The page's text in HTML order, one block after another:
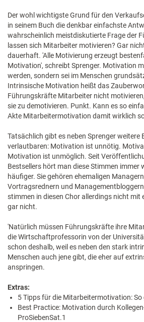
Der wohl wichtigste Grund für den
in seinem Buch die denkbar einfachste
wahrscheinlich meistdiskutierte Frage der
lassen sich Mitarbeiter motivieren? Gar
dauerhaft. 'Alle Motivierung erzeugt
Motivation', schreibt Sprenger. Motivation
werden, sondern sei im Menschen
Intrinsische Motivation heißt das
Führungskräfte Mitarbeiter nicht
sie zu demotivieren. Punkt. Kann es so
Akte Mitarbeitermotivation damit wirklich
Tatsächlich gibt es neben Sprenger weitere
verlautbaren: Motivation ist unnötig.
Motivation ist unmöglich. Seit
Bestsellers hört man diese Stimmen immer
häufiger. Sie gehören ehemaligen
Vortragsrednern und
stimmen in diesen Chor allerdings nicht mit
gar nicht.
'Natürlich müssen Führungskräfte ihre
die Wirtschaftprofessorin von der
schon deshalb, weil es neben den stark
Menschen auch jene gibt, die eher auf
anspringen.
Extras:
5 Tipps für die Mitarbeitermotivation: So
Best Practice: Motivation durch
ProSiebenSat.1